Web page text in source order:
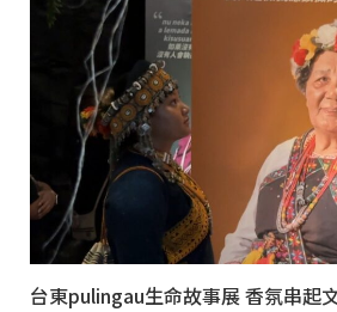
台東pulingau生命故事展 香氛串起